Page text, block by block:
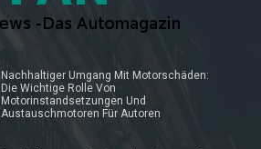
Nachhaltiger Umgang Mit Motorschäden:
Die Wichtige Rolle Von
Motorinstandsetzungen Und
Austauschmotoren Für Autoren